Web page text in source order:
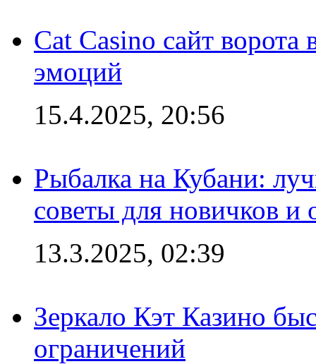
Cat Casino сайт
эмоций
15.4.2025, 20:56
Рыбалка на Кубани:
советы для новичков
13.3.2025, 02:39
Зеркало Кэт Казино
ограничений